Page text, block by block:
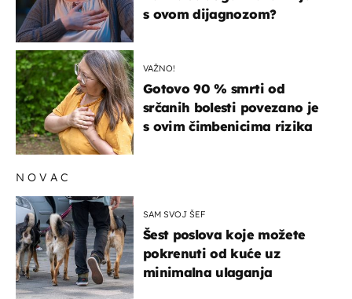
s ovom dijagnozom?
VAŽNO!
Gotovo 90 % smrti od
srčanih bolesti povezano je
s ovim čimbenicima rizika
NOVAC
SAM SVOJ ŠEF
Šest poslova koje možete
pokrenuti od kuće uz
minimalna ulaganja